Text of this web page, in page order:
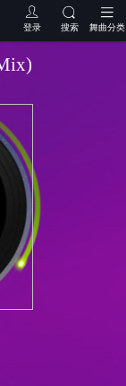
登录 搜索 舞曲分类